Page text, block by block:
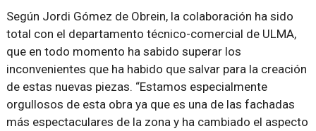
Según Jordi Gómez de Obrein, la colaboración ha sido
total con el departamento técnico-comercial de ULMA,
que en todo momento ha sabido superar los
inconvenientes que ha habido que salvar para la creación
de estas nuevas piezas. Estamos especialmente
orgullosos de esta obra ya que es una de las fachadas
más espectaculares de la zona y ha cambiado el aspecto